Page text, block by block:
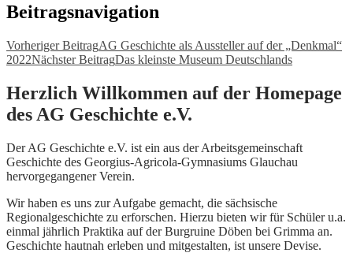
Beitragsnavigation
Vorheriger BeitragAG Geschichte als Aussteller auf der „Denkmal“
2022Nächster BeitragDas kleinste Museum Deutschlands
Herzlich Willkommen auf der Homepage
des AG Geschichte e.V.
Der AG Geschichte e.V. ist ein aus der Arbeitsgemeinschaft
Geschichte des Georgius-Agricola-Gymnasiums Glauchau
hervorgegangener Verein.
Wir haben es uns zur Aufgabe gemacht, die sächsische
Regionalgeschichte zu erforschen. Hierzu bieten wir für Schüler u.a.
einmal jährlich Praktika auf der Burgruine Döben bei Grimma an.
Geschichte hautnah erleben und mitgestalten, ist unsere Devise.